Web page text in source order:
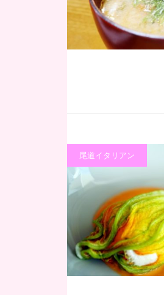
尾道イタリアン